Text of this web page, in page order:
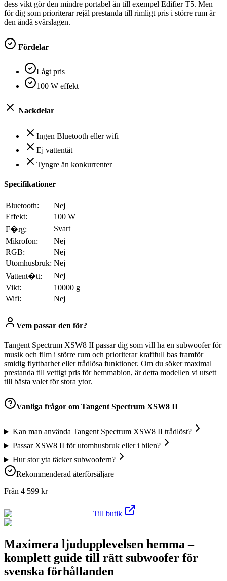
dess vikt gör den mindre portabel än till exempel Edifier T5. Men
för dig som prioriterar rejäl prestanda till rimligt pris i större rum är
den ändå svårslagen.
Fördelar
Lågt pris
100 W effekt
Nackdelar
Ingen Bluetooth eller wifi
Ej vattentät
Tyngre än konkurrenter
Specifikationer
Bluetooth:
Nej
Effekt:
100 W
F�rg:
Svart
Mikrofon:
Nej
RGB:
Nej
Utomhusbruk: Nej
Vattent�tt:
Nej
Vikt:
10000 g
Wifi:
Nej
Vem passar den för?
Tangent Spectrum XSW8 II passar dig som vill ha en subwoofer för
musik och film i större rum och prioriterar kraftfull bas framför
smidig flyttbarhet eller trådlösa funktioner. Om du söker maximal
prestanda till vettigt pris för hemmabion, är detta modellen vi utsett
till bästa valet för stora ytor.
Vanliga frågor om Tangent Spectrum XSW8 II
Kan man använda Tangent Spectrum XSW8 II trådlöst?
Passar XSW8 II för utomhusbruk eller i bilen?
Hur stor yta täcker subwoofern?
Rekommenderad återförsäljare
Från 4 599 kr
Till butik
Maximera ljudupplevelsen hemma –
komplett guide till rätt subwoofer för
svenska förhållanden